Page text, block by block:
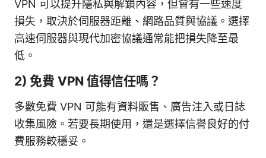
VPN 可以提升隱私與解鎖內容，但會有一些速度
損失，取決於伺服器距離、網路品質與協議。選擇
高速伺服器與現代加密協議通常能把損失降至最
低。
2) 免費 VPN 值得信任嗎？
多數免費 VPN 可能有資料販售、廣告注入或日誌
收集風險。若要長期使用，還是選擇信譽良好的付
費服務較穩妥。